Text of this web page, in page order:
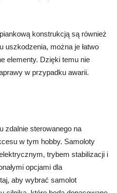
konstrukcją są również
uszkodzenia, można je łatwo
elementy. Dzięki temu nie
w przypadku awarii.
zdalnie sterowanego na
w tym hobby. Samoloty
trybem stabilizacji i
opcjami dla
aby wybrać samolot